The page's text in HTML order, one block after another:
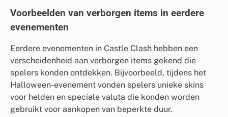
Voorbeelden van verborgen items in eerdere
evenementen
Eerdere evenementen in Castle Clash hebben een
verscheidenheid aan verborgen items gekend die
spelers konden ontdekken. Bijvoorbeeld, tijdens het
Halloween-evenement vonden spelers unieke skins
voor helden en speciale valuta die konden worden
gebruikt voor aankopen van beperkte duur.